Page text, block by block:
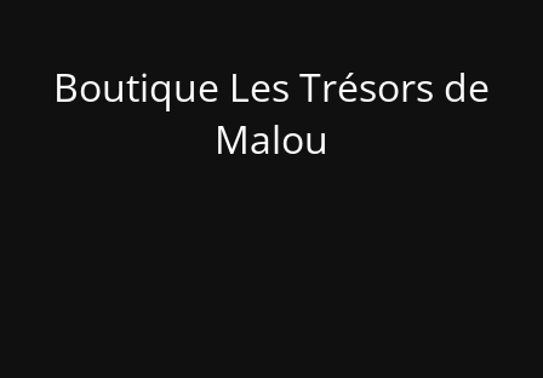
Boutique Les Trésors de
Malou